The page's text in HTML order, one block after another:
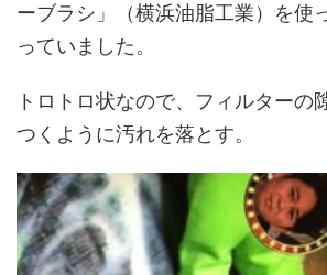
ーブラシ」（横浜油脂工業）を使
っていました。
トロトロ状なので、フィルターの
つくように汚れを落とす。